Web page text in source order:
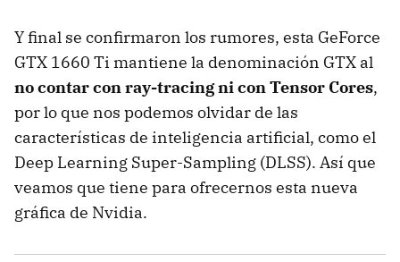
Y final se confirmaron los rumores, esta GeForce
GTX 1660 Ti mantiene la denominación GTX al
no contar con ray-tracing ni con Tensor Cores,
por lo que nos podemos olvidar de las
características de inteligencia artificial, como el
Deep Learning Super-Sampling (DLSS). Así que
veamos que tiene para ofrecernos esta nueva
gráfica de Nvidia.